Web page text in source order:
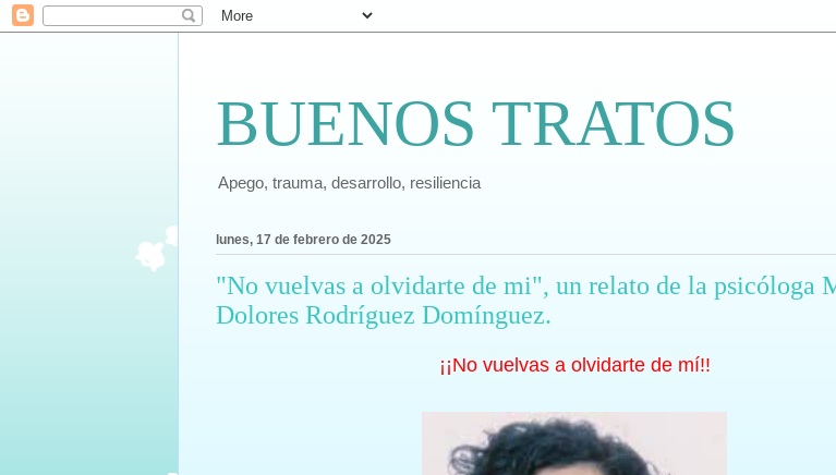
BUENOS TRATOS
Apego, trauma, desarrollo, resiliencia
lunes, 17 de febrero de 2025
"No vuelvas a olvidarte de mi", un relato de la psicóloga
Dolores Rodríguez Domínguez.
¡¡No vuelvas a olvidarte de mí!!